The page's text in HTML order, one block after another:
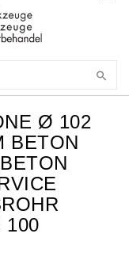
Ø 102
BETON
100